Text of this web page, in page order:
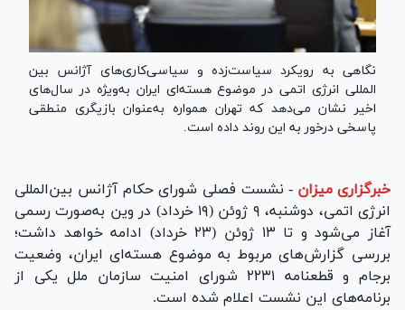
نگاهی به رویکرد سیاست‌زده و سیاسی‌کاری‌های آژانس بین
المللی انرژی اتمی در موضوع هسته‌ای ایران به‌ویژه در سال‌های
اخیر نشان می‌دهد که تهران همواره به‌عنوان بازیگری منطقی
پاسخی درخور به این روند داده است.
خبرگزاری میزان - نشست فصلی شورای حکام آژانس بین‌المللی
انرژی اتمی، دوشنبه، ۹ ژوئن (۱۹ خرداد) در وین به‌صورت رسمی
آغاز می‌شود و تا ۱۳ ژوئن (۲۳ خرداد) ادامه خواهد داشت؛
بررسی گزارش‌های مربوط به موضوع هسته‌ای ایران، وضعیت
برجام و قطعنامه ۲۲۳۱ شورای امنیت سازمان ملل یکی از
برنامه‌های این نشست اعلام شده است.